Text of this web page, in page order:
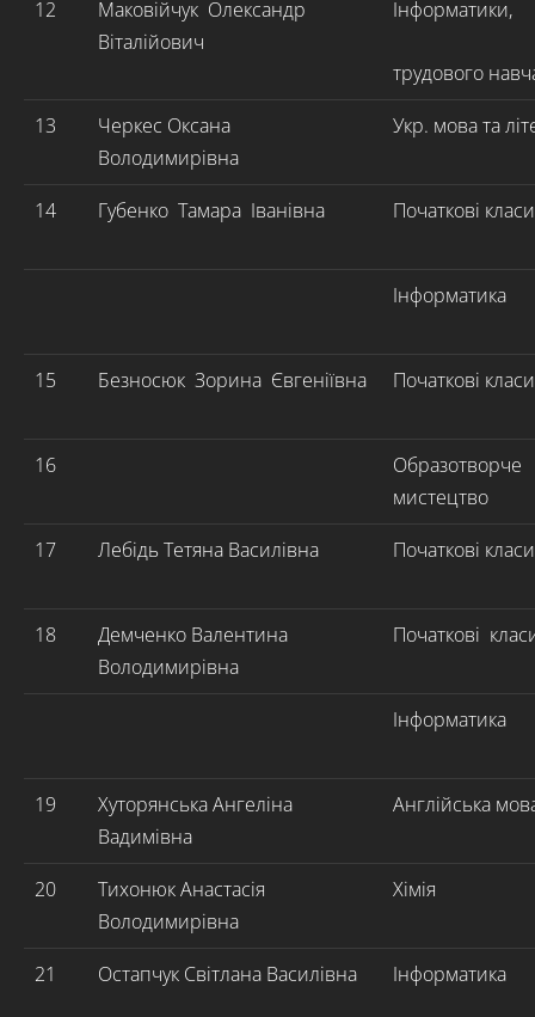
12
Маковійчук Олександр
Віталійович
Інформатики,
трудового
13
Черкес Оксана
Володимирівна
Укр. мова та
14 Губенко Тамара Іванівна Початкові класи
Інформатика
15 Безносюк Зорина Євгеніївна Початкові класи
16
Образотворче
мистецтво
17
Лебідь Тетяна Василівна Початкові класи
18
Демченко Валентина
Володимирівна
Початкові
Інформатика
19
Хуторянська Ангеліна
Вадимівна
Англійська
20
Тихонюк Анастасія
Володимирівна
Хімія
21 Остапчук Світлана Василівна Інформатика